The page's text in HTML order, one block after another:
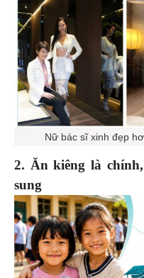
Nữ bác sĩ xinh đẹp
2. Ăn kiêng là
sung